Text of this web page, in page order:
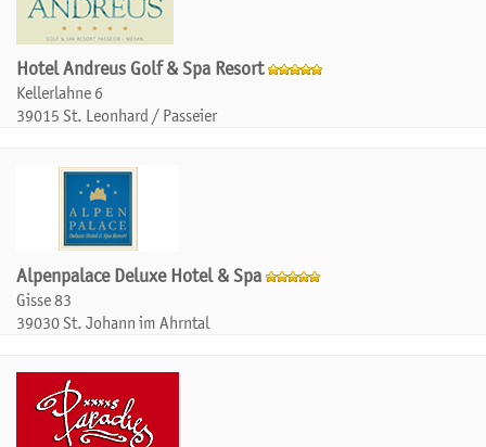
Hotel Andreus Golf & Spa Resort
Kellerlahne 6
39015 St. Leonhard / Passeier
Alpenpalace Deluxe Hotel & Spa
Gisse 83
39030 St. Johann im Ahrntal